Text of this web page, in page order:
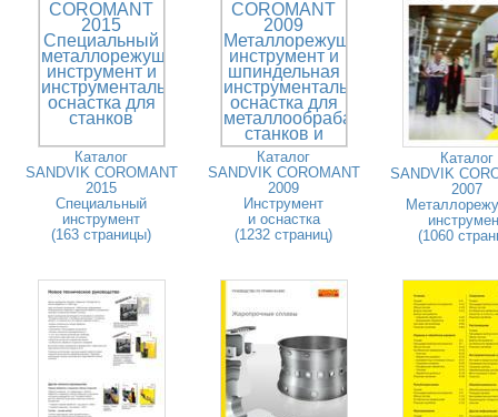
Каталог
SANDVIK COROMANT
2015
Специальный
инструмент
(163 страницы)
Каталог
SANDVIK COROMANT
2009
Инструмент
и оснастка
(1232 страниц)
Каталог
SANDVIK
2007
(1060